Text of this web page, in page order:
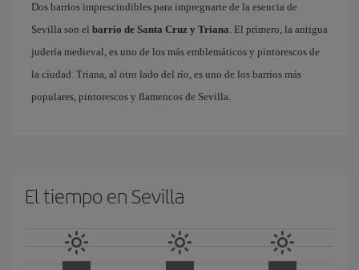
Dos barrios imprescindibles para impregnarte de la esencia de
Sevilla son el barrio de Santa Cruz y Triana. El primero, la antigua
judería medieval, es uno de los más emblemáticos y pintorescos de
la ciudad. Triana, al otro lado del río, es uno de los barrios más
populares, pintorescos y flamencos de Sevilla.
El tiempo en Sevilla